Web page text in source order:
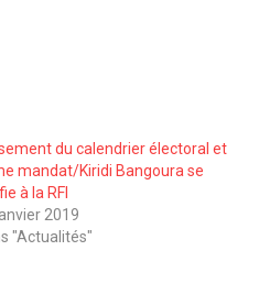
du calendrier électoral et
mandat/Kiridi Bangoura se
à la RFI
2019
"Actualités"